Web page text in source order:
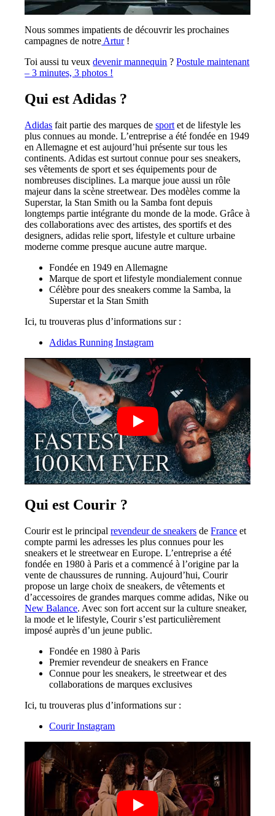
Nous sommes impatients de découvrir les prochaines
campagnes de notre Artur!
Toi aussi tu veuxdevenir mannequin ?Postule maintenant
– 3 minutes, 3 photos !
Qui est Adidas ?
Adidas fait partie des marques desport et de lifestyle les
plus connues au monde. L’entreprise a été fondée en 1949
en Allemagne et est aujourd’hui présente sur tous les
continents. Adidas est surtout connue pour ses sneakers,
ses vêtements de sport et ses équipements pour de
nombreuses disciplines. La marque joue aussi un rôle
majeur dans la scène streetwear. Des modèles comme la
Superstar, la Stan Smith ou la Samba font depuis
longtemps partie intégrante du monde de la mode. Grâce à
des collaborations avec des artistes, des sportifs et des
designers, adidas relie sport, lifestyle et culture urbaine
moderne comme presque aucune autre marque.
Fondée en 1949 en Allemagne
Marque de sport et lifestyle mondialement connue
Célèbre pour des sneakers comme la Samba, la
Superstar et la Stan Smith
Ici, tu trouveras plus d’informations sur :
Adidas Running Instagram
Qui est Courir ?
Courir est le principalrevendeur de sneakers deFrance et
compte parmi les adresses les plus connues pour les
sneakers et le streetwear en Europe. L’entreprise a été
fondée en 1980 à Paris et a commencé à l’origine par la
vente de chaussures de running. Aujourd’hui, Courir
propose un large choix de sneakers, de vêtements et
d’accessoires de grandes marques comme adidas, Nike ou
New Balance. Avec son fort accent sur la culture sneaker,
la mode et le lifestyle, Courir s’est particulièrement
imposé auprès d’un jeune public.
Fondée en 1980 à Paris
Premier revendeur de sneakers en France
Connue pour les sneakers, le streetwear et des
collaborations de marques exclusives
Ici, tu trouveras plus d’informations sur :
Courir Instagram